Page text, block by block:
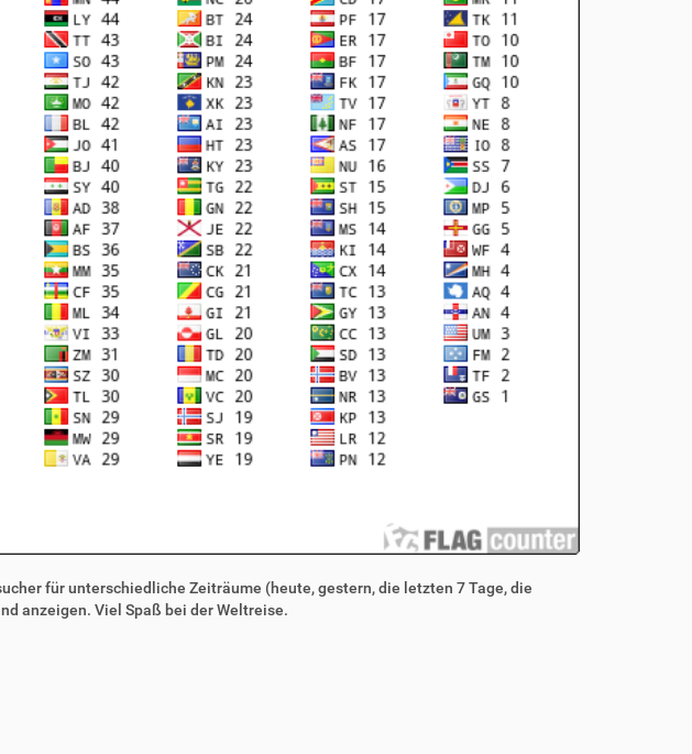
für unterschiedliche Zeiträume (heute, gestern, die letzten 7 Tage, die
anzeigen. Viel Spaß bei der Weltreise.